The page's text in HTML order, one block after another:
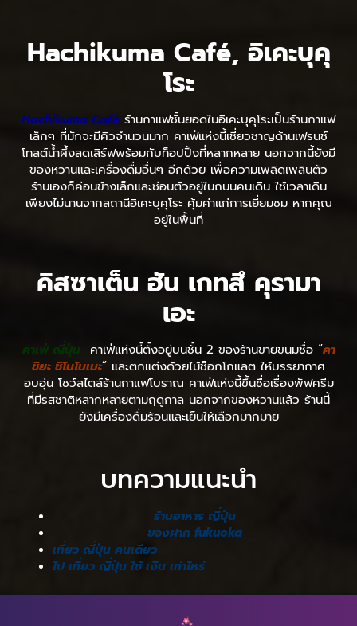
Hachikuma Café, อิเคะบุคุ
โระ
Hachikuma Café ร้านกาแฟชั้นยอดในอิเคะบุคุโระเป็นร้านกาแฟ
เล็กๆ ที่มักจะมีคิวจำนวนมาก คาเฟ่แห่งนี้เชี่ยวชาญด้านเฟรนช์
โทสต์น้ำผึ้งสดเสิร์ฟพร้อมกับท็อปปิ้งที่หลากหลาย นอกจากนี้ยังมี
ของหวานและเครื่องดื่มอื่นๆ อีกด้วย เพื่อความเพลิดเพลินตัว
ร้านเองก็ค่อนข้างเล็กและซ่อนตัวอยู่ในถนนคนเดิน ใช้เวลาเดิน
เพียงไม่นานจากสถานีอิเคะบุคุโระ คุ้มค่าแก่การเยี่ยมชม หากคุณ
อยู่ในพื้นที่
คิสซาเต็น ฮัน เกทสึ คุรามา
เอะ
คาเฟ่ ญี่ปุ่นคาเฟ่แห่งนี้ตั้งอยู่บนชั้น 2 ของร้านขายขนมชื่อ “คา
ชิยะ ชิโนโนเมะ” และตกแต่งด้วยไม้ช็อกโกแลต ให้บรรยากาศ
อบอุ่น โชว์สไตล์ร้านกาแฟโบราณ คาเฟ่แห่งนี้ขึ้นชื่อเรื่องพัฟครีม
ที่มีรสชาติหลากหลายตามฤดูกาล นอกจากของหวานแล้ว ร้านนี้
ยังมีเครื่องดื่มร้อนและเย็นให้เลือกมากมาย
บทความแนะนำ
ร้านอาหาร ญี่ปุ่น
ของฝาก fukuoka
เที่ยว ญี่ปุ่น คนเดียว
ไป เที่ยว ญี่ปุ่น ใช้ เงิน เท่าไหร่